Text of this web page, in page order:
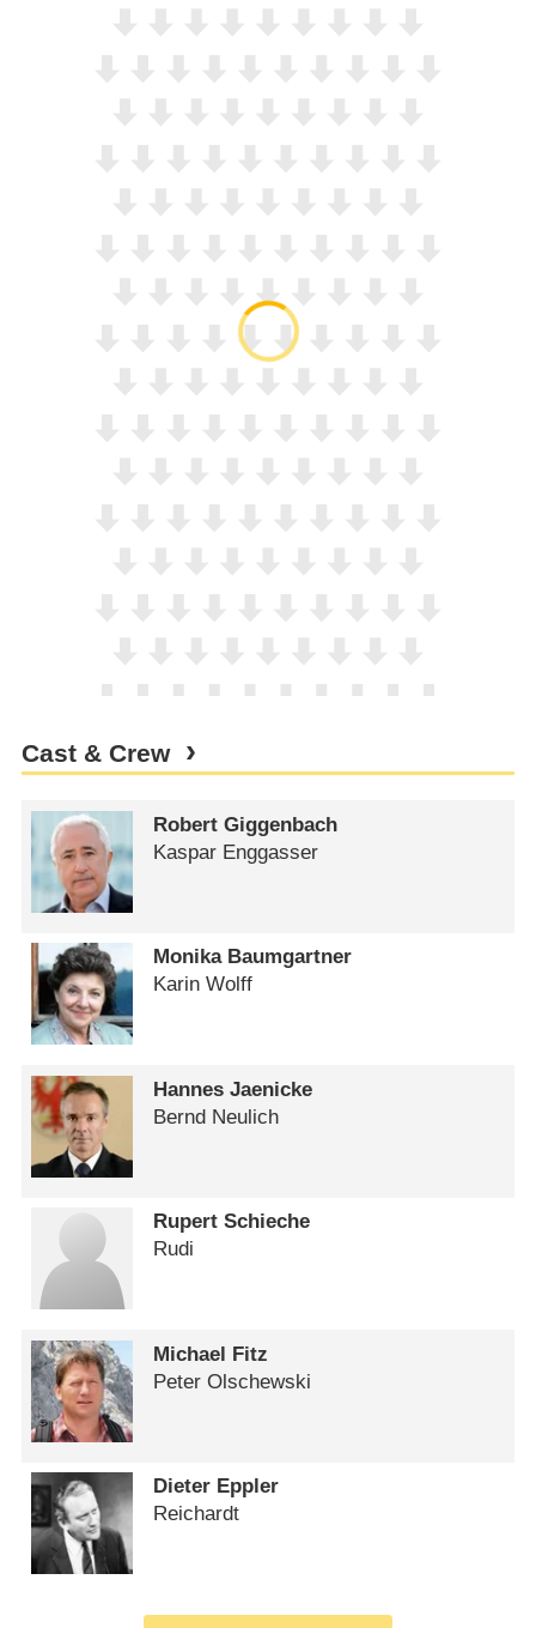
Cast & Crew
Robert Giggenbach
Kaspar Enggasser
Monika Baumgartner
Karin Wolff
Hannes Jaenicke
Bernd Neulich
Rupert Schieche
Rudi
Michael Fitz
Peter Olschewski
Dieter Eppler
Reichardt